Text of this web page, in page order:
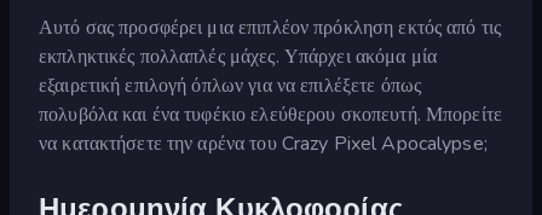
Αυτό σας προσφέρει μια επιπλέον πρόκληση εκτός από τις
εκπληκτικές πολλαπλές μάχες. Υπάρχει ακόμα μία
εξαιρετική επιλογή όπλων για να επιλέξετε όπως
πολυβόλα και ένα τυφέκιο ελεύθερου σκοπευτή. Μπορείτε
να κατακτήσετε την αρένα του Crazy Pixel Apocalypse;